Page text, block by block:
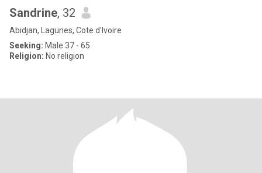
Sandrine, 32
Abidjan, Lagunes, Cote d'Ivoire
Seeking: Male 37 - 65
Religion: No religion